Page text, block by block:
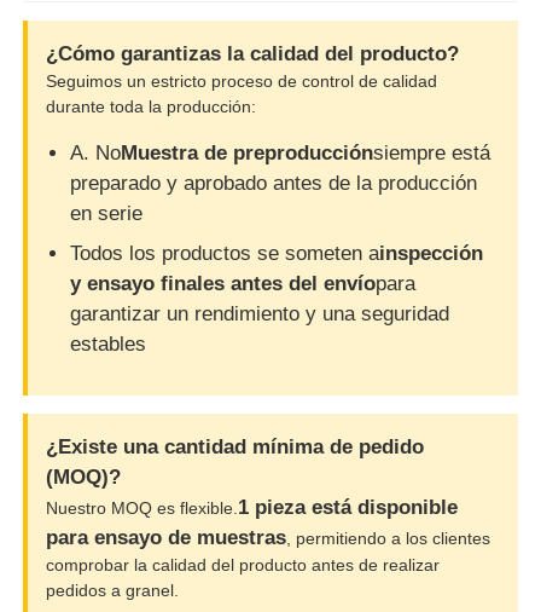
¿Cómo garantizas la calidad del producto?
Seguimos un estricto proceso de control de calidad
durante toda la producción:
A. NoMuestra de preproducciónsiempre está
preparado y aprobado antes de la producción
en serie
Todos los productos se someten ainspección
y ensayo finales antes del envíopara
garantizar un rendimiento y una seguridad
estables
¿Existe una cantidad mínima de pedido
(MOQ)?
Nuestro MOQ es flexible. 1 pieza está disponible
para ensayo de muestras , permitiendo a los clientes
comprobar la calidad del producto antes de realizar
pedidos a granel.